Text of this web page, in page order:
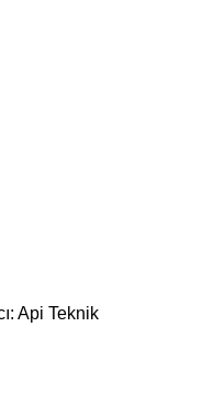
Api Teknik